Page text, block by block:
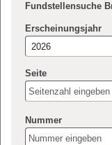
Fundstellensuche
Erscheinungsjahr
Seite
Nummer